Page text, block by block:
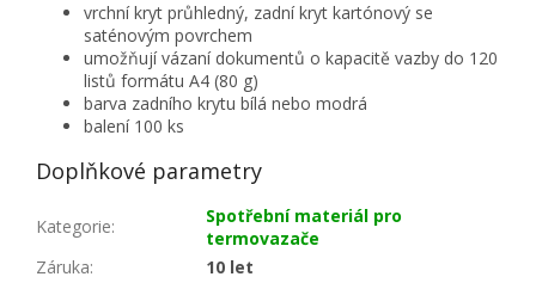
vrchní kryt průhledný, zadní kryt kartónový se
saténovým povrchem
umožňují vázaní dokumentů o kapacitě vazby do 120
listů formátu A4 (80 g)
barva zadního krytu bílá nebo modrá
balení 100 ks
Doplňkové parametry
Kategorie:
Spotřební materiál pro
termovazače
Záruka:
10 let